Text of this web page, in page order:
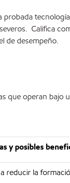
Califica
de desempeño.
que operan
y posibles
reducir la